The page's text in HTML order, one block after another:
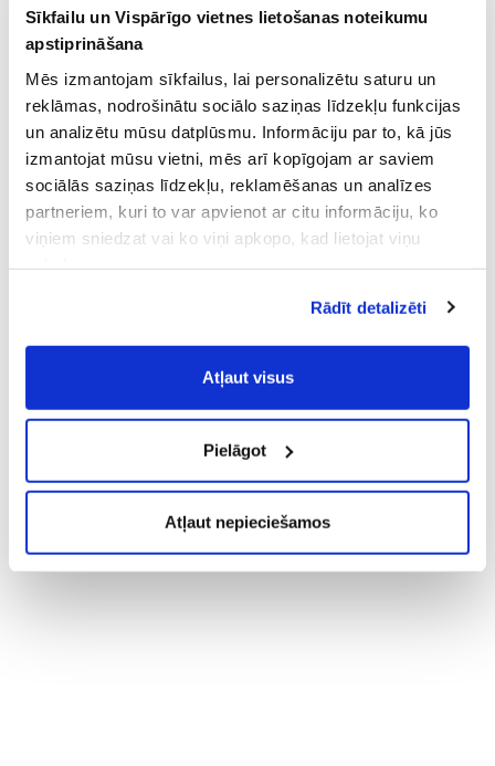
Sīkfailu un Vispārīgo vietnes lietošanas noteikumu
apstiprināšana
Mēs izmantojam sīkfailus, lai personalizētu saturu un
reklāmas, nodrošinātu sociālo saziņas līdzekļu funkcijas
un analizētu mūsu datplūsmu. Informāciju par to, kā jūs
izmantojat mūsu vietni, mēs arī kopīgojam ar saviem
sociālās saziņas līdzekļu, reklamēšanas un analīzes
partneriem, kuri to var apvienot ar citu informāciju, ko
viņiem sniedzat vai ko viņi apkopo, kad lietojat viņu
Vispārīgiem vietnes lietošanas
noteikumiem(saīsināti - VVLN).
Rādīt detalizēti
Atļaut visus
Pielāgot
Atļaut nepieciešamos